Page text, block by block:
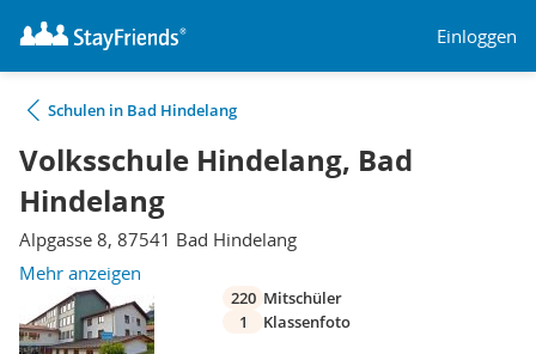
Einloggen
Schulen in Bad Hindelang
Volksschule Hindelang, Bad
Hindelang
Alpgasse 8, 87541 Bad Hindelang
Mehr anzeigen
220 Mitschüler
1
Klassenfoto